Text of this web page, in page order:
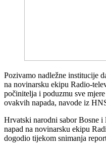
Pozivamo nadležne institucije
na novinarsku ekipu Radio-
počinitelja i poduzmu sve
ovakvih napada, navode iz
Hrvatski narodni sabor Bosne
napad na novinarsku ekipu
dogodio tijekom snimanja